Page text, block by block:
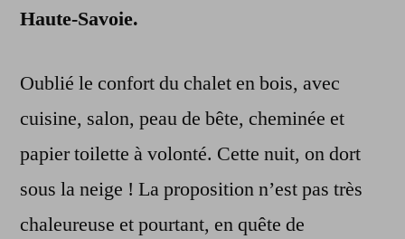
Haute-Savoie.
Oublié le confort du chalet en bois, avec
cuisine, salon, peau de bête, cheminée et
papier toilette à volonté. Cette nuit, on dort
sous la neige ! La proposition n’est pas très
chaleureuse et pourtant, en quête de